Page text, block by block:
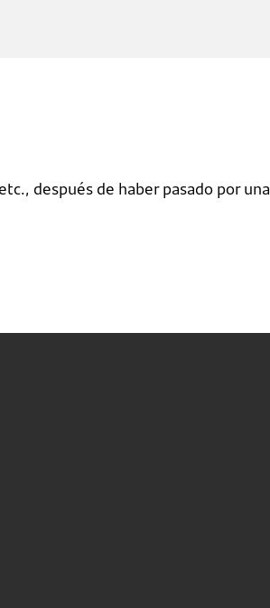
después de haber pasado por una